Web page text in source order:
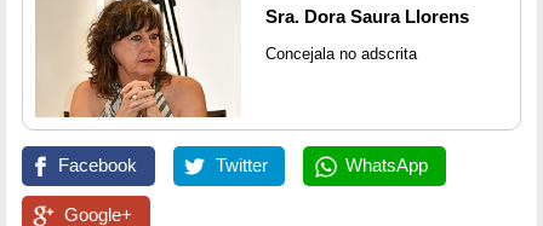
Sra. Dora Saura Llorens
Concejala no adscrita
Facebook Twitter WhatsApp
Google+